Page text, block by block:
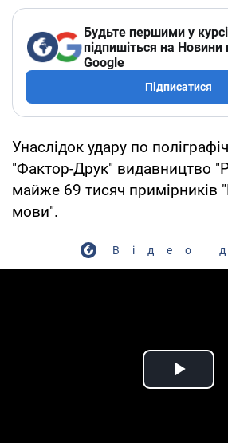
Будьте першими у
підпишіться на Новини
Google
Підписатися
Унаслідок удару по
"Фактор-Друк" видавництво
майже 69 тисяч примірників
мови".
Відео
Play